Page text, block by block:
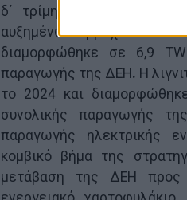
δ΄ τρίμηνο 2025 έναντι
αυξημένων
διαμορφώθηκε σε 6,9
παραγωγής της ΔΕΗ . Η
το 2024 και
συνολικής παραγωγής
παραγωγής ηλεκτρικής
κομβικό βήμα της
μετάβαση της ΔΕΗ προς